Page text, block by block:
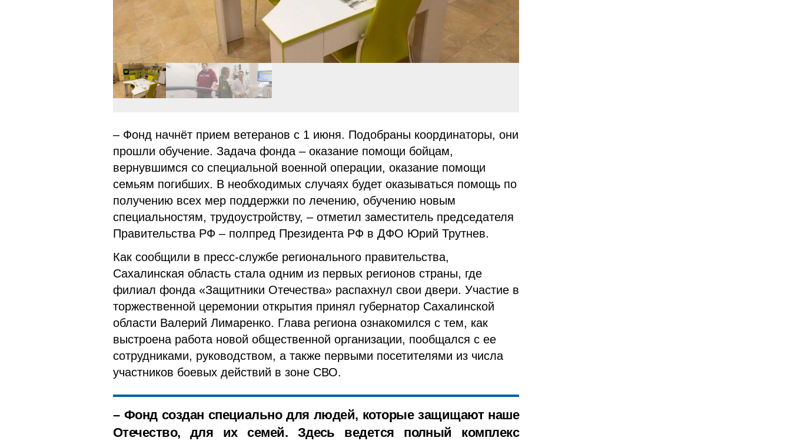
– Фонд начнёт прием ветеранов с 1 июня. Подобраны координаторы, они
прошли обучение. Задача фонда – оказание помощи бойцам,
вернувшимся со специальной военной операции, оказание помощи
семьям погибших. В необходимых случаях будет оказываться помощь по
получению всех мер поддержки по лечению, обучению новым
специальностям, трудоустройству, – отметил заместитель председателя
Правительства РФ – полпред Президента РФ в ДФО Юрий Трутнев.
Как сообщили в пресс-службе регионального правительства,
Сахалинская область стала одним из первых регионов страны, где
филиал фонда «Защитники Отечества» распахнул свои двери. Участие в
торжественной церемонии открытия принял губернатор Сахалинской
области Валерий Лимаренко. Глава региона ознакомился с тем, как
выстроена работа новой общественной организации, пообщался с ее
сотрудниками, руководством, а также первыми посетителями из числа
участников боевых действий в зоне СВО.
– Фонд создан специально для людей, которые защищают наше
Отечество, для их семей. Здесь ведется полный комплекс